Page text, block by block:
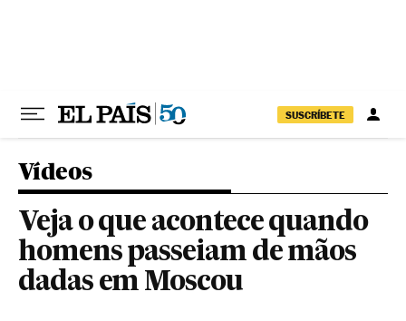
SUSCRÍBETE
Vídeos
Veja o que acontece quando
homens passeiam de mãos
dadas em Moscou